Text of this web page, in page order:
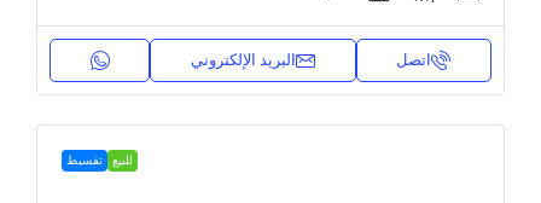
اتصل البريد الإلكتروني
للبيع تقسيط